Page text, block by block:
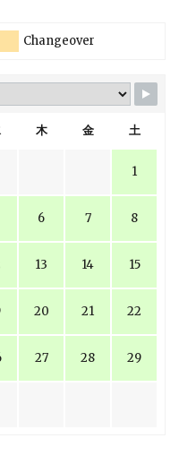
Changeover
木 金 土
1
6 7 8
13 14 15
20 21 22
27 28 29